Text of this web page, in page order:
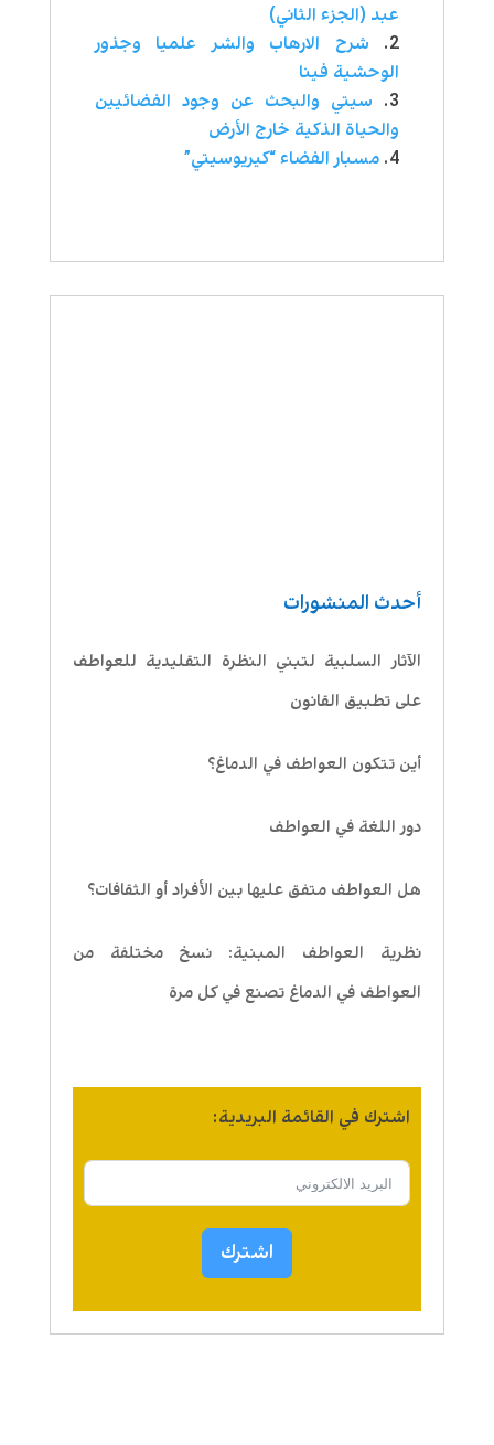
أحدث المنشورات
الآثار السلبية لتبني النظرة التقليدية للعواطف
على تطبيق القانون
أين تتكون العواطف في الدماغ؟
دور اللغة في العواطف
هل العواطف متفق عليها بين الأفراد أو الثقافات؟
نظرية العواطف المبنية: نسخ مختلفة من
العواطف في الدماغ تصنع في كل مرة
اشترك في القائمة البريدية:
اشترك
عبد (الجزء الثاني)
شرح الارهاب والشر علميا وجذور
الوحشية فينا
سيتي والبحث عن وجود الفضائيين
والحياة الذكية خارج الأرض
مسبار الفضاء “كيريوسيتي”